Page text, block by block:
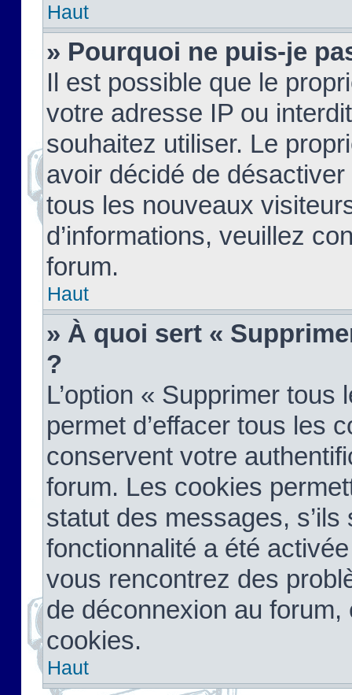
Haut
» Pourquoi ne puis-je
Il est possible que le
votre adresse IP ou
souhaitez utiliser. Le
avoir décidé de
tous les nouveaux
d’informations, veuillez
forum.
Haut
» À quoi sert «
?
L’option « Supprimer
permet d’effacer tous les
conservent votre
forum. Les cookies
statut des messages,
fonctionnalité a été
vous rencontrez des
de déconnexion au
cookies.
Haut